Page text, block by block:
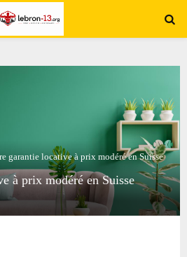
garantie locative à prix modéré en Suisse
à prix modéré en Suisse